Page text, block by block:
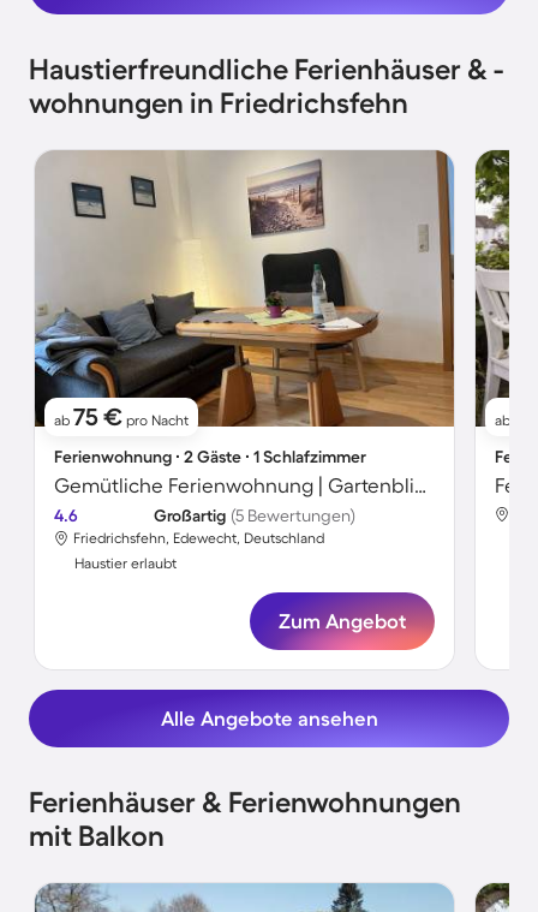
Haustierfreundliche Ferienhäuser & -
wohnungen in Friedrichsfehn
ab 75 € pro Nacht
Ferienwohnung ∙ 2 Gäste ∙ 1 Schlafzimmer
Gemütliche Ferienwohnung | Gartenblick | Haustiere erlaubt
4.6 Großartig (5 Bewertungen)
Friedrichsfehn, Edewecht, Deutschland
Haustier erlaubt
Zum Angebot
ab
Alle Angebote ansehen
Ferienhäuser & Ferienwohnungen
mit Balkon